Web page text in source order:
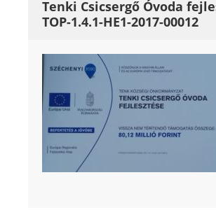
Tenki Csicsergő Óvoda
TOP-1.4.1-HE1-2017-00012